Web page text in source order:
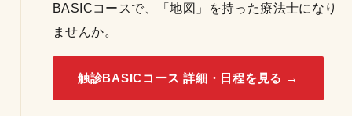
BASICコースで、「地図」を持った療法士になり
ませんか。
触診BASICコース 詳細・日程を見る →